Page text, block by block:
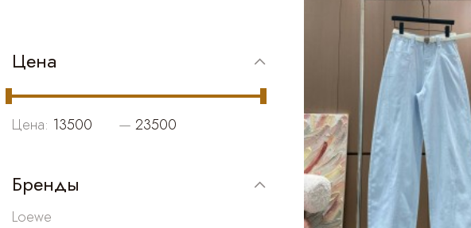
Цена
Цена: —
Бренды
Loewe